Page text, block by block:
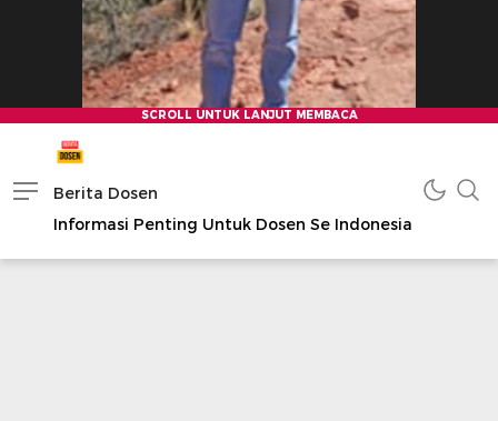
Berita Dosen
Informasi Penting Untuk Dosen Se Indonesia